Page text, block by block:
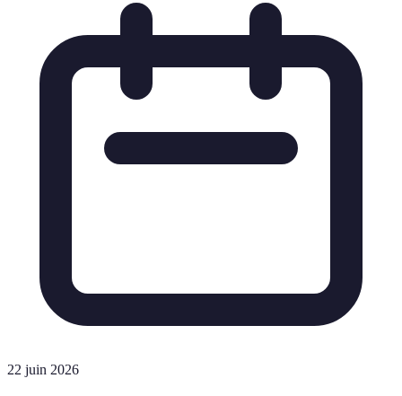
22 juin 2026